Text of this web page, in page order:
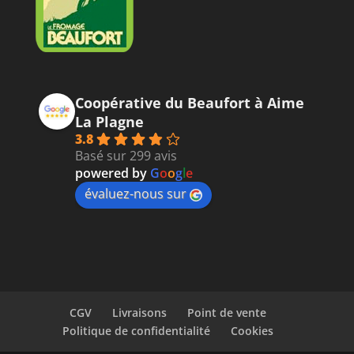
Coopérative du Beaufort à Aime
La Plagne
3.8
Basé sur 299 avis
powered by Google
évaluez-nous sur
CGV Livraisons
Point de vente
Politique de confidentialité
Cookies